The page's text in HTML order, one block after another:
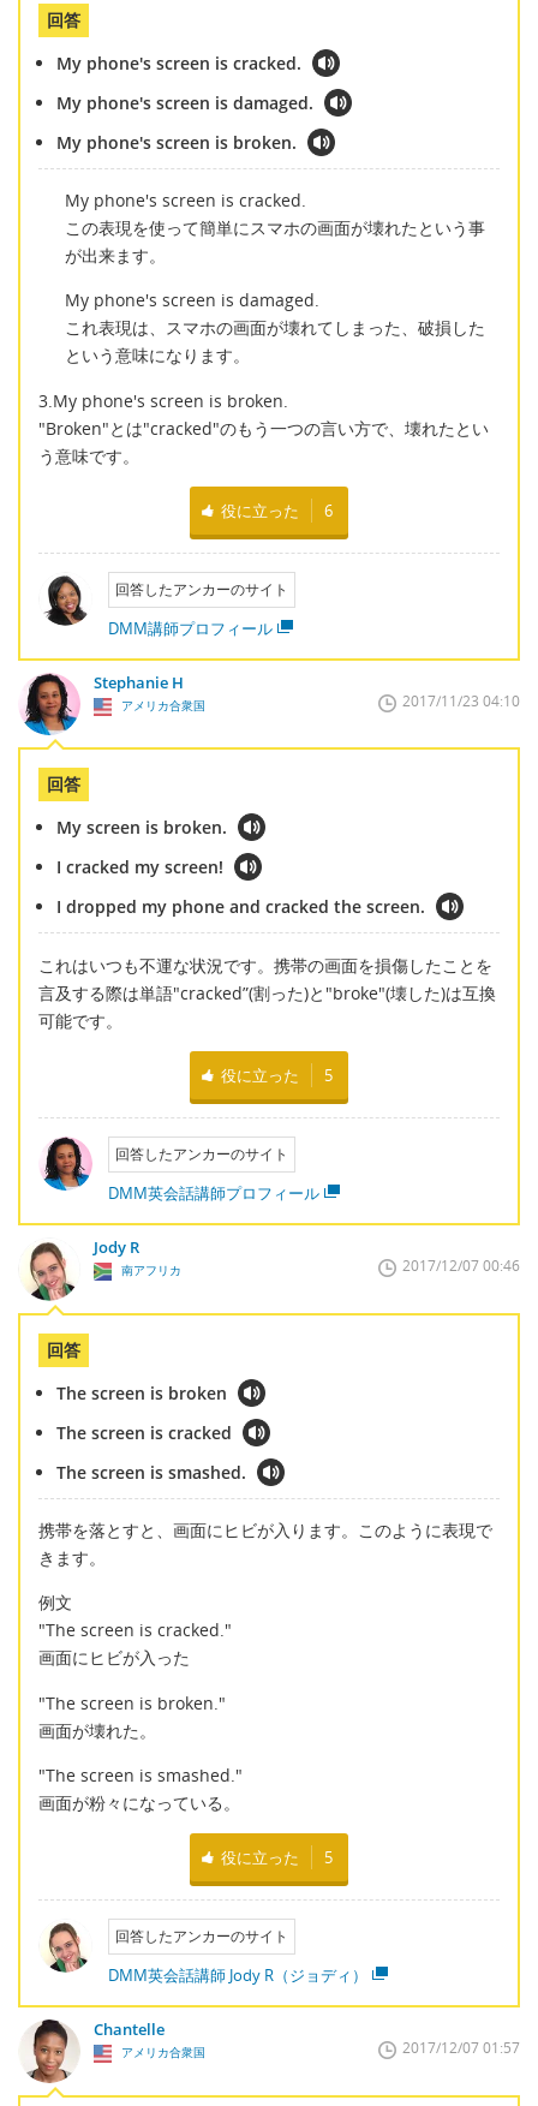
回答
My phone's screen is cracked.
My phone's screen is damaged.
My phone's screen is broken.
My phone's screen is cracked.
この表現を使って簡単にスマホの画面が壊れたという事
が出来ます。
My phone's screen is damaged.
これ表現は、スマホの画面が壊れてしまった、破損した
という意味になります。
3.My phone's screen is broken.
"Broken"とは"cracked"のもう一つの言い方で、壊れたとい
う意味です。
役に立った 6
回答したアンカーのサイト
DMM講師プロフィール
Stephanie H
アメリカ合衆国 2017/11/23 04:10
回答
My screen is broken.
I cracked my screen!
I dropped my phone and cracked the screen.
これはいつも不運な状況です。携帯の画面を損傷したことを
言及する際は単語"cracked”(割った)と"broke"(壊した)は互換
可能です。
役に立った 5
回答したアンカーのサイト
DMM英会話講師プロフィール
Jody R
南アフリカ 2017/12/07 00:46
回答
The screen is broken
The screen is cracked
The screen is smashed.
携帯を落とすと、画面にヒビが入ります。このように表現で
きます。
例文
"The screen is cracked."
画面にヒビが入った
"The screen is broken."
画面が壊れた。
"The screen is smashed."
画面が粉々になっている。
役に立った 5
回答したアンカーのサイト
DMM英会話講師 Jody R（ジョディ）
Chantelle
アメリカ合衆国 2017/12/07 01:57